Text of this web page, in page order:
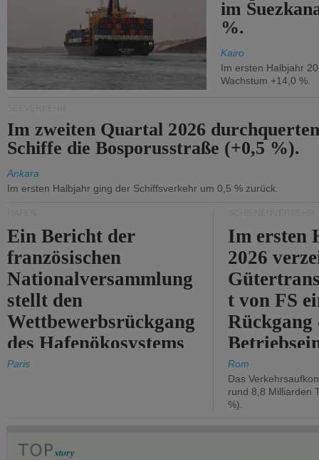
im
%.
Kairo
Im ersten Halbjahr
Wachstum +14,0 %.
Im zweiten Quartal 2026
Schiffe die Bosporusstraße (+0,5 %).
Ankara
Im ersten Halbjahr ging der Schiffsverkehr um 0,5 % zurück.
Ein Bericht der
französischen
Nationalversammlung
stellt den
Wettbewerbsrückgang
des Hafenökosystems
des Staates fest.
Paris
Im ersten
2026
t von FS
Rückgang
um 2,7 %.
Rom
Das
rund 8,8 Milliarden
%).